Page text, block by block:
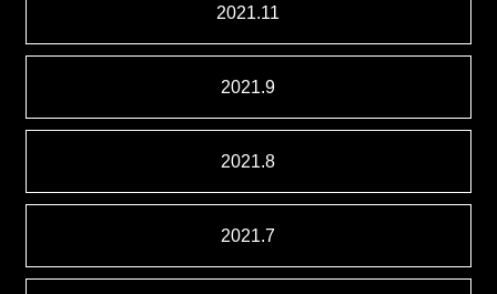
2021.11
2021.9
2021.8
2021.7